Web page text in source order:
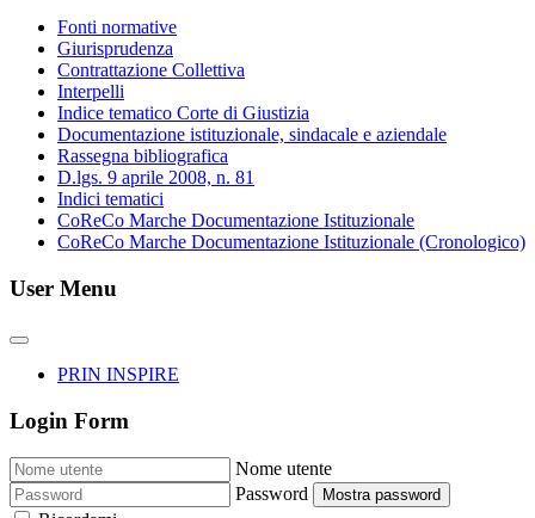
Fonti normative
Giurisprudenza
Contrattazione Collettiva
Interpelli
Indice tematico Corte di Giustizia
Documentazione istituzionale, sindacale e aziendale
Rassegna bibliografica
D.lgs. 9 aprile 2008, n. 81
Indici tematici
CoReCo Marche Documentazione Istituzionale
CoReCo Marche Documentazione Istituzionale (Cronologico)
User Menu
PRIN INSPIRE
Login Form
Nome utente
Password
Mostra password